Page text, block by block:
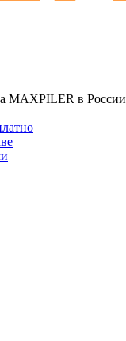
MAXPILER в России